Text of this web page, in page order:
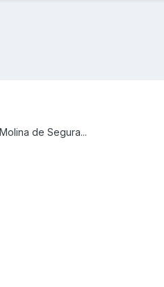
de Segura...